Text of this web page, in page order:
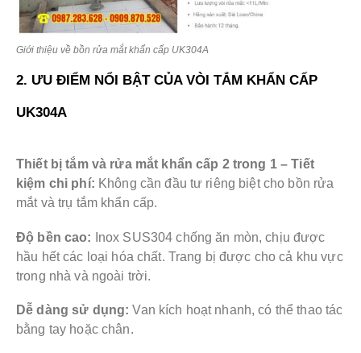
Giới thiệu về bồn rửa mắt khẩn cấp UK304A
2. ƯU ĐIỂM NỔI BẬT CỦA VÒI TẮM KHẨN CẤP
UK304A
Thiết bị tắm và rửa mắt khẩn cấp 2 trong 1 – Tiết
kiệm chi phí: Không cần đầu tư riêng biệt cho bồn rửa
mắt và trụ tắm khẩn cấp.
Độ bền cao: Inox SUS304 chống ăn mòn, chịu được
hầu hết các loại hóa chất. Trang bị được cho cả khu vực
trong nhà và ngoài trời.
Dễ dàng sử dụng: Van kích hoạt nhanh, có thể thao tác
bằng tay hoặc chân.